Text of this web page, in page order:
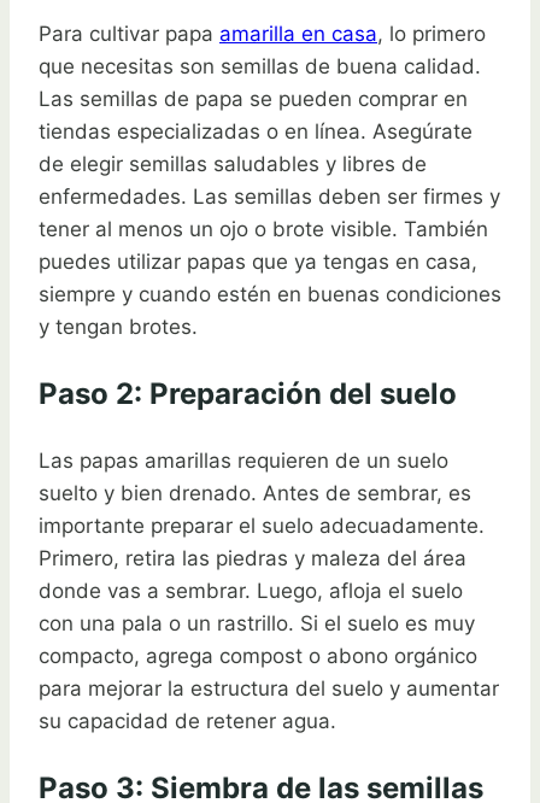
Para cultivar papa amarilla en casa, lo primero
que necesitas son semillas de buena calidad.
Las semillas de papa se pueden comprar en
tiendas especializadas o en línea. Asegúrate
de elegir semillas saludables y libres de
enfermedades. Las semillas deben ser firmes y
tener al menos un ojo o brote visible. También
puedes utilizar papas que ya tengas en casa,
siempre y cuando estén en buenas condiciones
y tengan brotes.
Paso 2: Preparación del suelo
Las papas amarillas requieren de un suelo
suelto y bien drenado. Antes de sembrar, es
importante preparar el suelo adecuadamente.
Primero, retira las piedras y maleza del área
donde vas a sembrar. Luego, afloja el suelo
con una pala o un rastrillo. Si el suelo es muy
compacto, agrega compost o abono orgánico
para mejorar la estructura del suelo y aumentar
su capacidad de retener agua.
Paso 3: Siembra de las semillas